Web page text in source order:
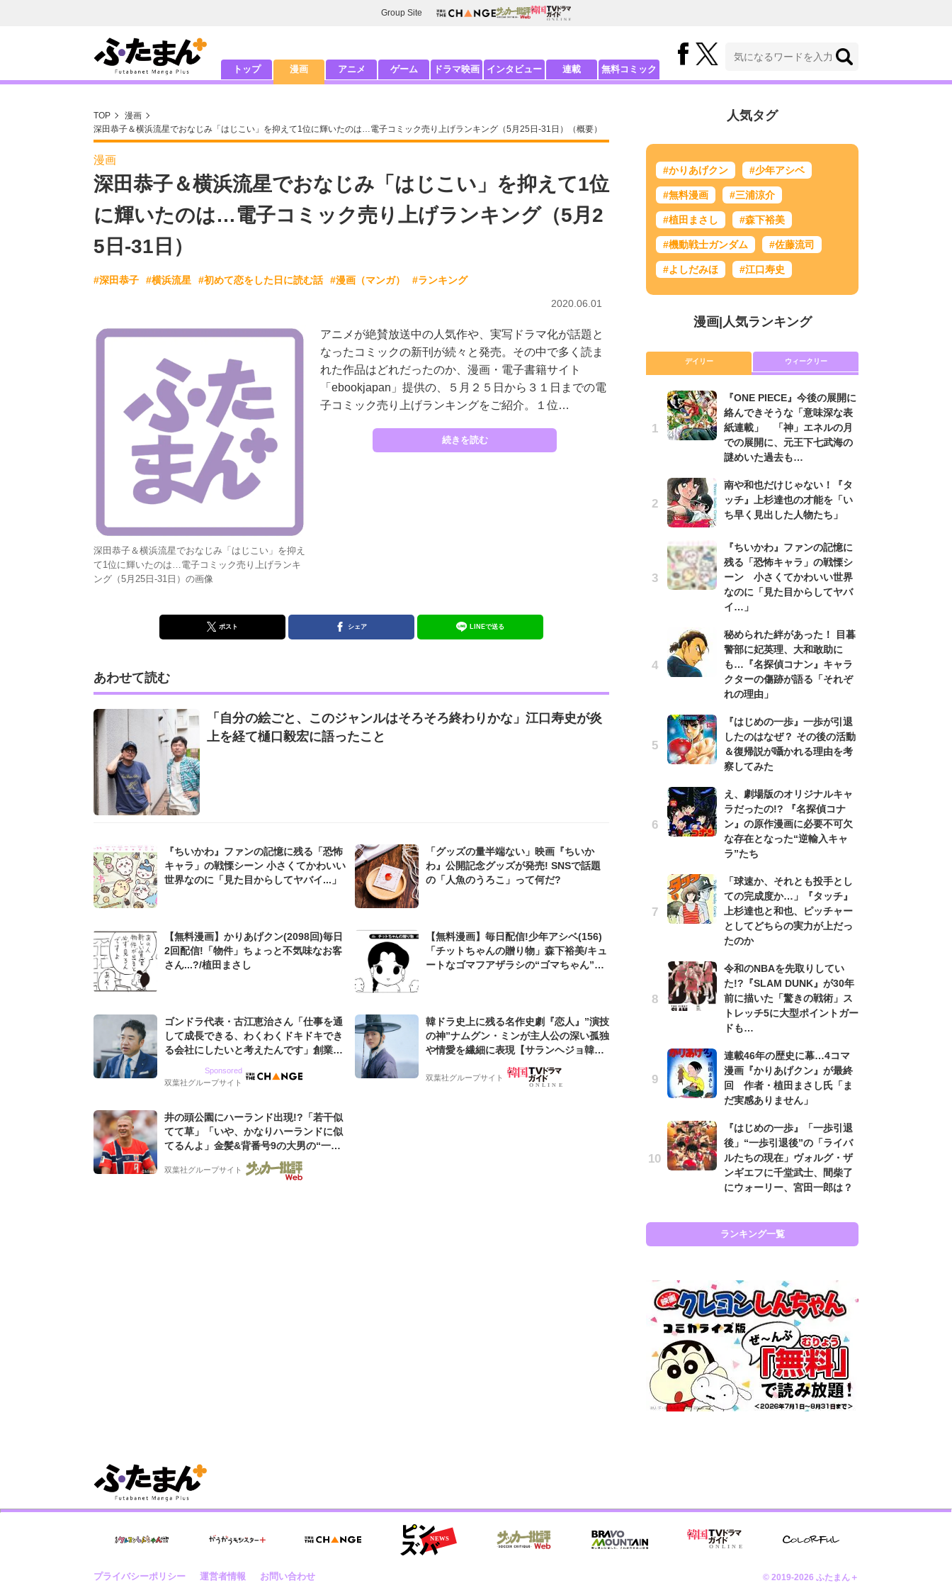
Group Site
トップ 漫画 アニメ ゲーム ドラマ映画 インタビュー 連載 無料コミック
TOP
漫画
深田恭子＆横浜流星でおなじみ「はじこい」を抑えて1位に輝いたのは…電子コミック売り上げランキング（5月25日-31日）（概要）
漫画
深田恭子＆横浜流星でおなじみ「はじこい」を抑えて1位
に輝いたのは…電子コミック売り上げランキング（5月2
5日-31日）
#深田恭子 #横浜流星 #初めて恋をした日に読む話 #漫画（マンガ） #ランキング
2020.06.01
深田恭子＆横浜流星でおなじみ「はじこい」を抑え
て1位に輝いたのは…電子コミック売り上げランキ
ング（5月25日-31日）の画像
アニメが絶賛放送中の人気作や、実写ドラマ化が話題と
なったコミックの新刊が続々と発売。その中で多く読ま
れた作品はどれだったのか、漫画・電子書籍サイト
「ebookjapan」提供の、５月２５日から３１日までの電
子コミック売り上げランキングをご紹介。１位…
続きを読む
ポスト シェア LINEで送る
あわせて読む
「自分の絵ごと、このジャンルはそろそろ終わりかな」江口寿史が炎
上を経て樋口毅宏に語ったこと
『ちいかわ』ファンの記憶に残る「恐怖
キャラ」の戦慄シーン 小さくてかわいい
世界なのに「見た目からしてヤバイ...」
「グッズの量半端ない」映画『ちいか
わ』公開記念グッズが発売! SNSで話題
の「人魚のうろこ」って何だ?
【無料漫画】かりあげクン(2098回)毎日
2回配信!「物件」ちょっと不気味なお客
さん...?/植田まさし
【無料漫画】毎日配信!少年アシベ(156)
「チットちゃんの贈り物」森下裕美/キュ
ートなゴマフアザラシの“ゴマちゃん”を
ゴンドラ代表・古江恵治さん「仕事を通
して成長できる、わくわくドキドキでき
る会社にしたいと考えたんです」創業来
グ会社のアイデンティティ
Sponsored
双葉社グループサイト
韓ドラ史上に残る名作史劇『恋人』”演技
の神”ナムグン・ミンが主人公の深い孤独
や情愛を繊細に表現【サランヘジョ韓ド
双葉社グループサイト
井の頭公園にハーランド出現!?「若干似
てて草」「いや、かなりハーランドに似
てるんよ」金髪&背番号9の大男の“一人
バイキング・ロー”映像が話題!「元気を
もらった」
双葉社グループサイト
人気タグ
#かりあげクン #少年アシベ
#無料漫画 #三浦涼介
#植田まさし #森下裕美
#機動戦士ガンダム #佐藤流司
#よしだみほ #江口寿史
漫画| 人気ランキング
デイリー ウィークリー
『ONE PIECE』今後の展開に
絡んできそうな「意味深な表
紙連載」 「神」エネルの月
での展開に、元王下七武海の
謎めいた過去も…
南や和也だけじゃない！『タ
ッチ』上杉達也の才能を「い
ち早く見出した人物たち」
『ちいかわ』ファンの記憶に
残る「恐怖キャラ」の戦慄シ
ーン 小さくてかわいい世界
なのに「見た目からしてヤバ
イ…」
秘められた絆があった！ 目暮
警部に妃英理、大和敢助に
も…『名探偵コナン』キャラ
クターの傷跡が語る「それぞ
れの理由」
『はじめの一歩』一歩が引退
したのはなぜ？ その後の活動
＆復帰説が囁かれる理由を考
察してみた
え、劇場版のオリジナルキャ
ラだったの!? 『名探偵コナ
ン』の原作漫画に必要不可欠
な存在となった“逆輸入キャ
ラ”たち
「球速か、それとも投手とし
ての完成度か…」『タッチ』
上杉達也と和也、ピッチャー
としてどちらの実力が上だっ
たのか
令和のNBAを先取りしてい
た!?『SLAM DUNK』が30年
前に描いた「驚きの戦術」ス
トレッチ5に大型ポイントガー
ドも…
連載46年の歴史に幕…4コマ
漫画『かりあげクン』が最終
回 作者・植田まさし氏「ま
だ実感ありません」
『はじめの一歩』「一歩引退
後」“一歩引退後”の「ライバ
ルたちの現在」ヴォルグ・ザ
ンギエフに千堂武士、間柴了
にウォーリー、宮田一郎は？
ランキング一覧
プライバシーポリシー 運営者情報 お問い合わせ © 2019-2026 ふたまん＋